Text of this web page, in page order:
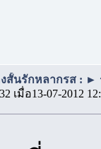
งสั้นรักหลากรส :
เมื่อ13-07-2012